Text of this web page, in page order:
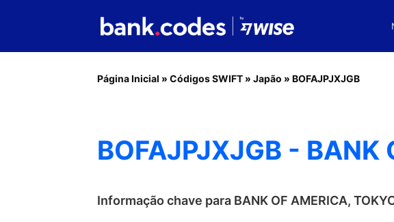
Página Inicial » Códigos SWIFT » Japão » BOFAJPJXJGB
BOFAJPJXJGB - BANK
Informação chave para BANK OF AMERICA,